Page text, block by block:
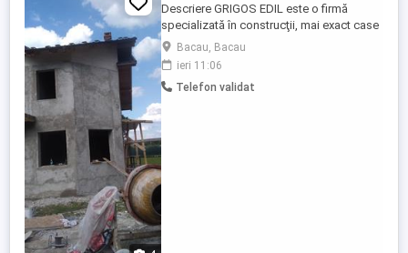
Descriere GRIGOS EDIL este o firmă
specializată în construcţii, mai exact case
la roşu şi cheie, centre comerciale,
termosisteme, pavaje pentru curte şi
garduri de toate tipurile, activitatea fiind
desfăşurată în Bacău, judeţul originar al
Bacau, Bacau
ieri 11:06
Telefon validat